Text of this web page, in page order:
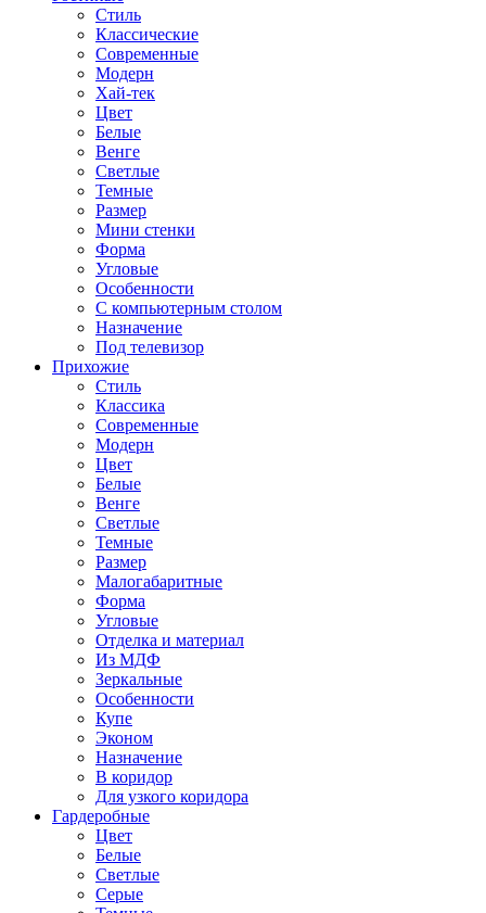
Стиль
Классические
Современные
Модерн
Хай-тек
Цвет
Белые
Венге
Светлые
Темные
Размер
Мини стенки
Форма
Угловые
Особенности
С компьютерным столом
Назначение
Под телевизор
Прихожие
Стиль
Классика
Современные
Модерн
Цвет
Белые
Венге
Светлые
Темные
Размер
Малогабаритные
Форма
Угловые
Отделка и материал
Из МДФ
Зеркальные
Особенности
Купе
Эконом
Назначение
В коридор
Для узкого коридора
Гардеробные
Цвет
Белые
Светлые
Серые